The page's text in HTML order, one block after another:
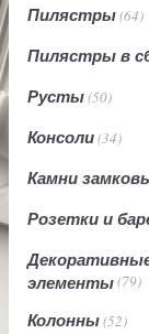
Пилястры(64)
Пилястры в
Русты(50)
Консоли(34)
Камни
Розетки и
элементы(79)
Колонны(52)